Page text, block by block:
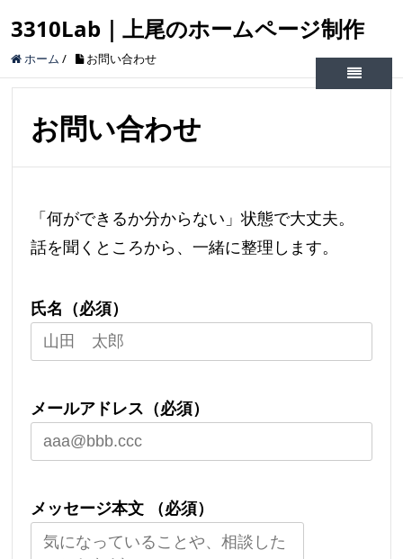
3310Lab｜上尾のホームページ制作
ホーム / お問い合わせ
お問い合わせ
「何ができるか分からない」状態で大丈夫。
話を聞くところから、一緒に整理します。
氏名（必須）
メールアドレス（必須）
メッセージ本文 （必須）